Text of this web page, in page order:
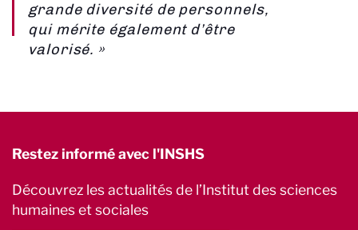
grande diversité de personnels,
qui mérite également d’être
valorisé. »
Restez informé avec l'INSHS
Découvrez les actualités de l’Institut des sciences
humaines et sociales